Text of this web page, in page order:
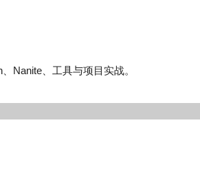
Nanite、工具与项目实战。